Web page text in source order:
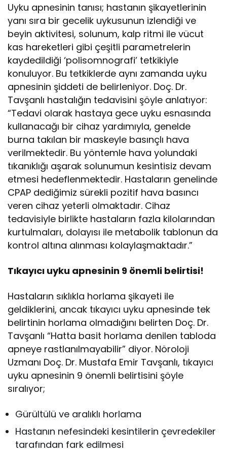
Uyku apnesinin tanısı; hastanın şikayetlerinin
yanı sıra bir gecelik uykusunun izlendiği ve
beyin aktivitesi, solunum, kalp ritmi ile vücut
kas hareketleri gibi çeşitli parametrelerin
kaydedildiği ‘polisomnografi’ tetkikiyle
konuluyor. Bu tetkiklerde aynı zamanda uyku
apnesinin şiddeti de belirleniyor. Doç. Dr.
Tavşanlı hastalığın tedavisini şöyle anlatıyor:
“Tedavi olarak hastaya gece uyku esnasında
kullanacağı bir cihaz yardımıyla, genelde
burna takılan bir maskeyle basınçlı hava
verilmektedir. Bu yöntemle hava yolundaki
tıkanıklığı aşarak solunumun kesintisiz devam
etmesi hedeflenmektedir. Hastaların genelinde
CPAP dediğimiz sürekli pozitif hava basıncı
veren cihaz yeterli olmaktadır. Cihaz
tedavisiyle birlikte hastaların fazla kilolarından
kurtulmaları, dolayısı ile metabolik tablonun da
kontrol altına alınması kolaylaşmaktadır.”
Tıkayıcı uyku apnesinin 9 önemli belirtisi!
Hastaların sıklıkla horlama şikayeti ile
geldiklerini, ancak tıkayıcı uyku apnesinde tek
belirtinin horlama olmadığını belirten Doç. Dr.
Tavşanlı “Hatta basit horlama denilen tabloda
apneye rastlanılmayabilir” diyor. Nöroloji
Uzmanı Doç. Dr. Mustafa Emir Tavşanlı, tıkayıcı
uyku apnesinin 9 önemli belirtisini şöyle
sıralıyor;
Gürültülü ve aralıklı horlama
Hastanın nefesindeki kesintilerin çevredekiler
tarafından fark edilmesi